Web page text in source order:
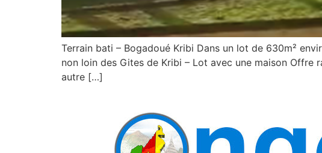
Terrain bati – Bogadoué Kribi Dans un lot de 630m²
non loin des Gites de Kribi – Lot avec une maison Offre
autre […]